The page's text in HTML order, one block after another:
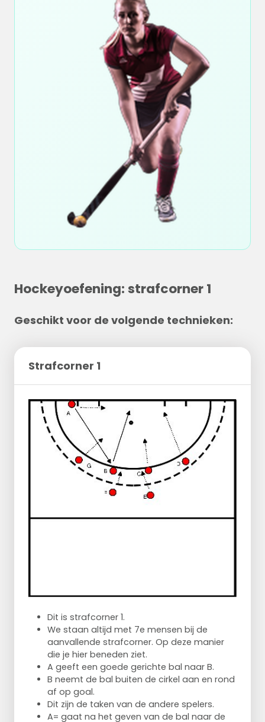
Hockeyoefening: strafcorner 1
Geschikt voor de volgende technieken:
Strafcorner 1
Dit is strafcorner 1.
We staan altijd met 7e mensen bij de
aanvallende strafcorner. Op deze manier
die je hier beneden ziet.
A geeft een goede gerichte bal naar B.
B neemt de bal buiten de cirkel aan en rond
af op goal.
Dit zijn de taken van de andere spelers.
A= gaat na het geven van de bal naar de